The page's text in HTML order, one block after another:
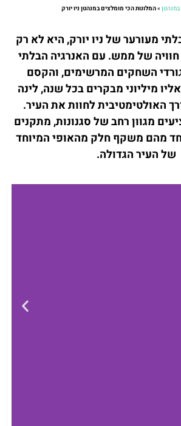
במנהטן»המלונות הכי מומלצים במנהטן ניו יורק
מעורער של ניו יורק, היא לא רק
חוויה של ממש. עם האנרגיה הבלתי
השחקים המרשימים, והקסם
מיליוני מבקרים בכל שנה, לינה
האולטימטיבית לחוות את העיר.
מגוון רחב של סגנונות, מתקנים
מהם משקף חלק מהאופי המיוחד
של העיר הגדולה.